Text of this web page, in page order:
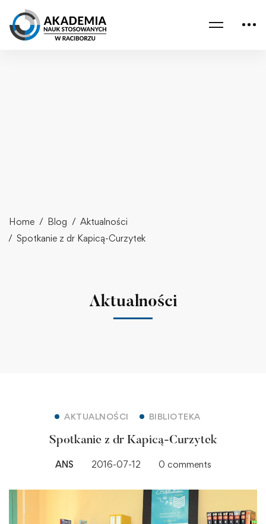
Home Blog
Aktualności
Spotkanie z dr Kapicą-Curzytek
Aktualności
AKTUALNOŚCI BIBLIOTEKA
Spotkanie z dr Kapicą-Curzytek
ANS 2016-07-12 0 comments